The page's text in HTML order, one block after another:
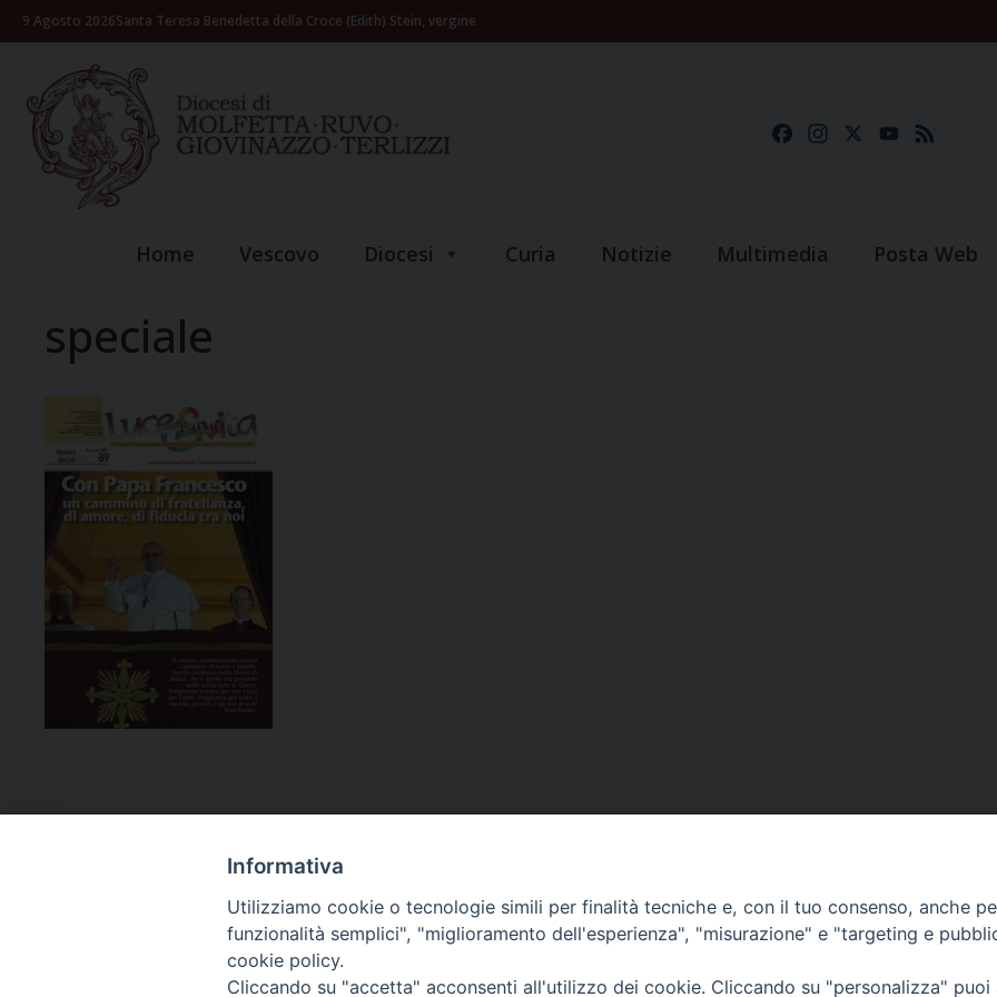
Skip9 Agosto 2026Santa Teresa Benedetta della Croce (Edith) Stein, vergine
FacebookInstagramYouTube
Home Vescovo Diocesi Curia Notizie Multimedia Posta Web
speciale
Ufficio Comunicazioni sociali
Informativa
Utilizziamo cookie o tecnologie simili per finalità tecniche e, con il tuo consenso, anche
funzionalità semplici", "miglioramento dell'esperienza", "misurazione" e "targeting e
cookie policy.
Cliccando su "accetta" acconsenti all'utilizzo dei cookie. Cliccando su "personalizza"